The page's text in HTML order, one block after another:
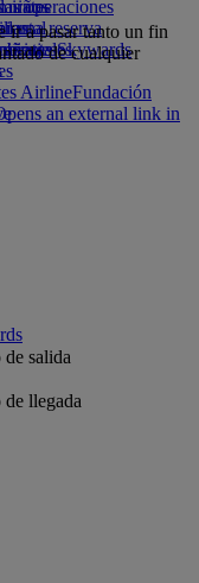
niños
operaciones
AirlineFundación
an external link in
Skywards
una reserva
viajes
ir a pasar tanto un fin
de cualquier
salida
llegada